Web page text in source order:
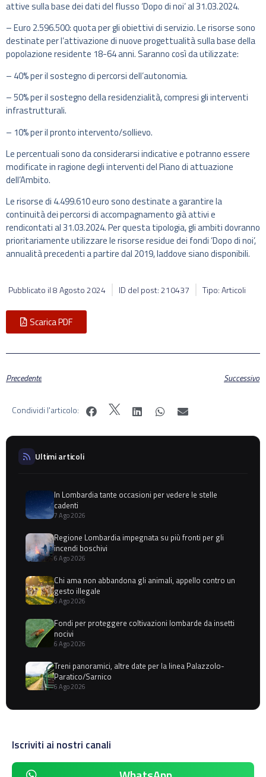
attive sulla base dei dati del flusso ‘Dopo di noi’ al 31.03.2024.
– Euro 2.596.500: quota per gli obiettivi di servizio. Le risorse sono
destinate per l’attivazione di nuove progettualità sulla base della
popolazione residente 18-64 anni. Saranno così da utilizzate:
– 40% per il sostegno di percorsi dell’autonomia.
– 50% per il sostegno della residenzialità, compresi gli interventi
infrastrutturali.
– 10% per il pronto intervento/sollievo.
Le percentuali sono da considerarsi indicative e potranno essere
modificate in ragione degli interventi del Piano di attuazione
dell’Ambito.
Le risorse di 4.499.610 euro sono destinate a garantire la
continuità dei percorsi di accompagnamento già attivi e
rendicontati al 31.03.2024. Per questa tipologia, gli ambiti dovranno
prioritariamente utilizzare le risorse residue dei fondi ‘Dopo di noi’,
annualità precedenti a partire dal 2019, laddove siano disponibili.
Pubblicato il8 Agosto 2024 ID del post: 210437 Tipo: Articoli
Scarica PDF
Precedente Successivo
Condividi l'articolo:
Ultimi articoli
In Lombardia tante occasioni per vedere le stelle
cadenti
7 Ago 2026
Regione Lombardia impegnata su più fronti per gli
incendi boschivi
6 Ago 2026
Chi ama non abbandona gli animali, appello contro un
gesto illegale
6 Ago 2026
Fondi per proteggere coltivazioni lombarde da insetti
nocivi
6 Ago 2026
Treni panoramici, altre date per la linea Palazzolo-
Paratico/Sarnico
6 Ago 2026
Iscriviti ai nostri canali